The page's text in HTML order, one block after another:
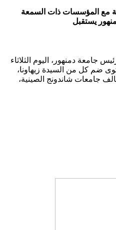
مع المؤسسات ذات السمعة
يستقبل
جامعة دمنهور، اليوم الثلاثاء
المستوى ضم كل من السيدة زيهاونا،
جامعات شاندونج الصينية،